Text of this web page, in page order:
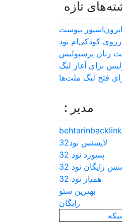
تازه
پیوست
کودکی‌ام بود
زنان پرسپولیس
برای آغاز لیگ
مدیر :
لایسنس نود32
پسورد نود 32
رایگان نود 32
همیار نود 32
بهترین سئو
رایگان